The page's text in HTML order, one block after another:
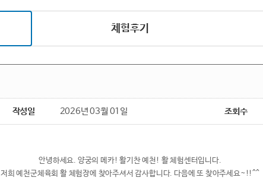
체험후기
작성일 2026년 03월 01일 조회수
안녕하세요. 양궁의 메카! 활기찬 예천! 활 체험센터입니다.
저희 예천군체육회 활 체험장에 찾아주셔서 감사합니다. 다음에 또 찾아주세요~!!^^